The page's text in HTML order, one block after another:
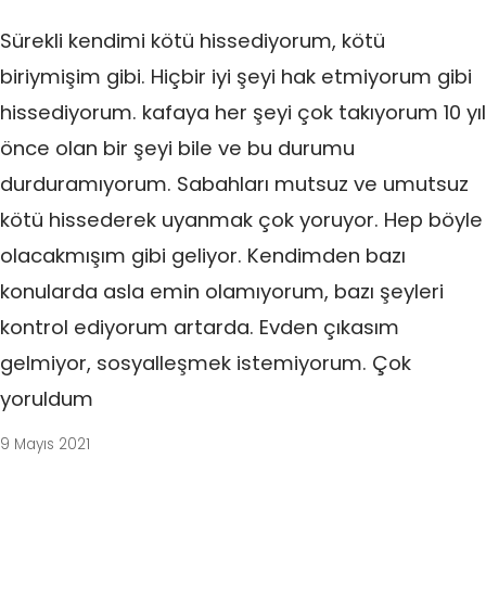
Sürekli kendimi kötü hissediyorum, kötü
biriymişim gibi. Hiçbir iyi şeyi hak etmiyorum gibi
hissediyorum. kafaya her şeyi çok takıyorum 10 yıl
önce olan bir şeyi bile ve bu durumu
durduramıyorum. Sabahları mutsuz ve umutsuz
kötü hissederek uyanmak çok yoruyor. Hep böyle
olacakmışım gibi geliyor. Kendimden bazı
konularda asla emin olamıyorum, bazı şeyleri
kontrol ediyorum artarda. Evden çıkasım
gelmiyor, sosyalleşmek istemiyorum. Çok
yoruldum
9 Mayıs 2021